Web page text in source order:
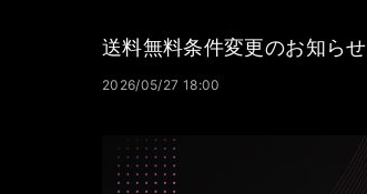
送料無料条件変更のお知らせ
2026/05/27 18:00